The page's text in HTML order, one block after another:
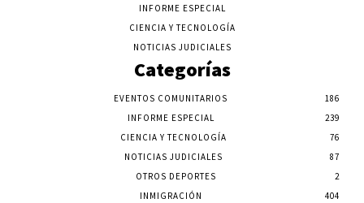
INFORME ESPECIAL
CIENCIA Y TECNOLOGÍA
NOTICIAS JUDICIALES
Categorías
EVENTOS COMUNITARIOS
186
INFORME ESPECIAL
239
CIENCIA Y TECNOLOGÍA
76
NOTICIAS JUDICIALES
87
OTROS DEPORTES
2
INMIGRACIÓN
404